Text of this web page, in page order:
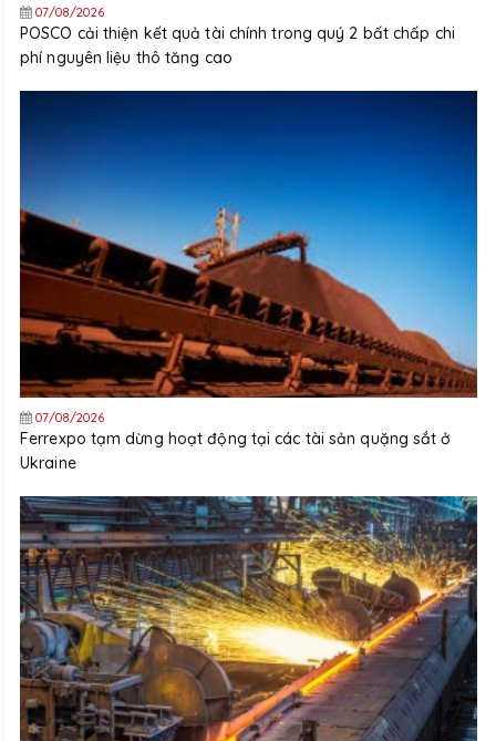
07/08/2026
POSCO cải thiện kết quả tài chính trong quý 2 bất chấp chi
phí nguyên liệu thô tăng cao
07/08/2026
Ferrexpo tạm dừng hoạt động tại các tài sản quặng sắt ở
Ukraine